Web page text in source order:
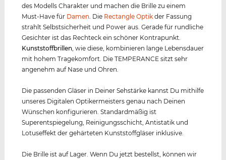
des Modells Charakter und machen die Brille zu einem
Must-Have für Damen . Die Rectangle Optik der Fassung
strahlt Selbstsicherheit und Power aus. Gerade für rundliche
Gesichter ist das Rechteck ein schöner Kontrapunkt.
Kunststoffbrillen , wie diese, kombinieren lange Lebensdauer
mit hohem Tragekomfort. Die TEMPERANCE sitzt sehr
angenehm auf Nase und Ohren.
Die passenden Gläser in Deiner Sehstärke kannst Du mithilfe
unseres Digitalen Optikermeisters genau nach Deinen
Wünschen konfigurieren. Standardmäßig ist
Superentspiegelung, Reinigungsschicht, Antistatik und
Lotuseffekt der gehärteten Kunststoffgläser inklusive.
Die Brille ist auf Lager. Wenn Du jetzt bestellst, können wir